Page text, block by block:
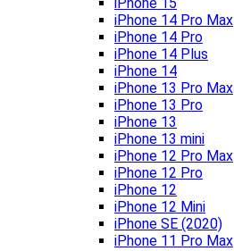
iPhone 14 Pro Max
iPhone 14 Pro
iPhone 14 Plus
iPhone 14
iPhone 13 Pro Max
iPhone 13 Pro
iPhone 13
iPhone 13 mini
iPhone 12 Pro Max
iPhone 12 Pro
iPhone 12
iPhone 12 Mini
iPhone SE (2020)
iPhone 11 Pro Max